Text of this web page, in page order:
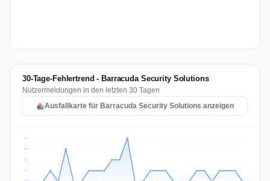
30-Tage-Fehlertrend - Barracuda Security Solutions
Nutzermeldungen in den letzten 30 Tagen
Ausfallkarte für Barracuda Security Solutions anzeigen
1
2
3
4